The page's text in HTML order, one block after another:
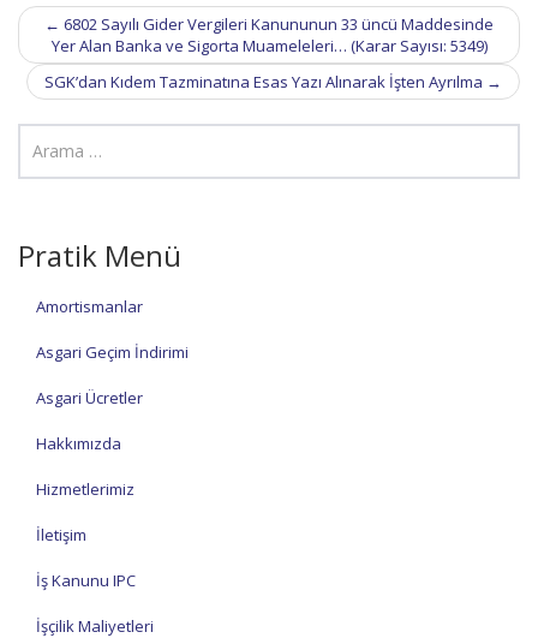
Post
navigation
← 6802 Sayılı Gider Vergileri Kanununun 33 üncü Maddesinde
Yer Alan Banka ve Sigorta Muameleleri… (Karar Sayısı: 5349)
SGK’dan Kıdem Tazminatına Esas Yazı Alınarak İşten Ayrılma →
Pratik Menü
Amortismanlar
Asgari Geçim İndirimi
Asgari Ücretler
Hakkımızda
Hizmetlerimiz
İletişim
İş Kanunu IPC
İşçilik Maliyetleri